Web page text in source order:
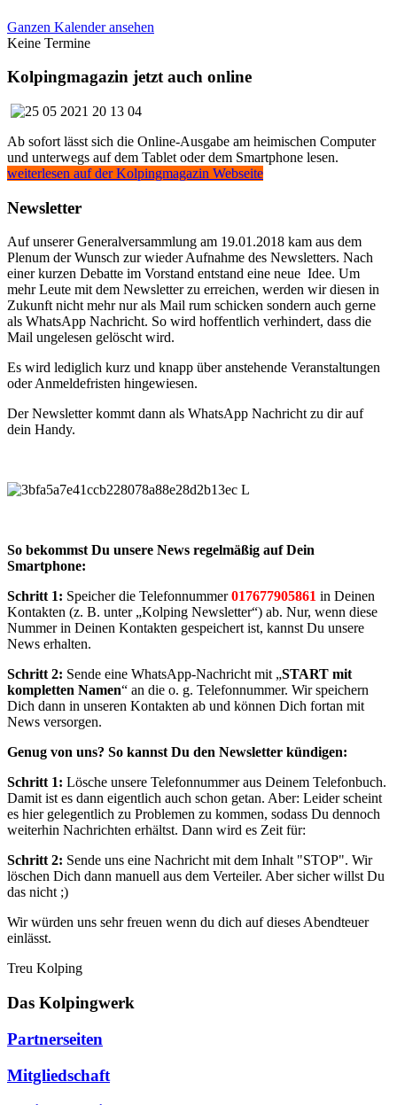
Ganzen Kalender ansehen
Keine Termine
Kolpingmagazin jetzt auch online
Ab sofort lässt sich die Online-Ausgabe am heimischen Computer
und unterwegs auf dem Tablet oder dem Smartphone lesen.
weiterlesen auf der Kolpingmagazin Webseite
Newsletter
Auf unserer Generalversammlung am 19.01.2018 kam aus dem
Plenum der Wunsch zur wieder Aufnahme des Newsletters. Nach
einer kurzen Debatte im Vorstand entstand eine neue Idee. Um
mehr Leute mit dem Newsletter zu erreichen, werden wir diesen in
Zukunft nicht mehr nur als Mail rum schicken sondern auch gerne
als WhatsApp Nachricht. So wird hoffentlich verhindert, dass die
Mail ungelesen gelöscht wird.
Es wird lediglich kurz und knapp über anstehende Veranstaltungen
oder Anmeldefristen hingewiesen.
Der Newsletter kommt dann als WhatsApp Nachricht zu dir auf
dein Handy.
So bekommst Du unsere News regelmäßig auf Dein
Smartphone:
Schritt 1: Speicher die Telefonnummer017677905861 in Deinen
Kontakten (z. B. unter „Kolping Newsletter“) ab. Nur, wenn diese
Nummer in Deinen Kontakten gespeichert ist, kannst Du unsere
News erhalten.
Schritt 2: Sende eine WhatsApp-Nachricht mit „START mit
kompletten Namen“ an die o. g. Telefonnummer. Wir speichern
Dich dann in unseren Kontakten ab und können Dich fortan mit
News versorgen.
Genug von uns? So kannst Du den Newsletter kündigen:
Schritt 1: Lösche unsere Telefonnummer aus Deinem Telefonbuch.
Damit ist es dann eigentlich auch schon getan. Aber: Leider scheint
es hier gelegentlich zu Problemen zu kommen, sodass Du dennoch
weiterhin Nachrichten erhältst. Dann wird es Zeit für:
Schritt 2: Sende uns eine Nachricht mit dem Inhalt "STOP". Wir
löschen Dich dann manuell aus dem Verteiler. Aber sicher willst Du
das nicht ;)
Wir würden uns sehr freuen wenn du dich auf dieses Abendteuer
einlässt.
Treu Kolping
Das Kolpingwerk
Partnerseiten
Mitgliedschaft